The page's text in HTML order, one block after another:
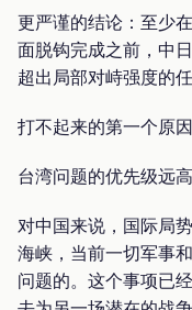
更严谨的结论：至少
面脱钩完成之前，中
超出局部对峙强度的
打不起来的第一个原因
台湾问题的优先级远
对中国来说，国际局
海峡，当前一切军事
问题的。这个事项已